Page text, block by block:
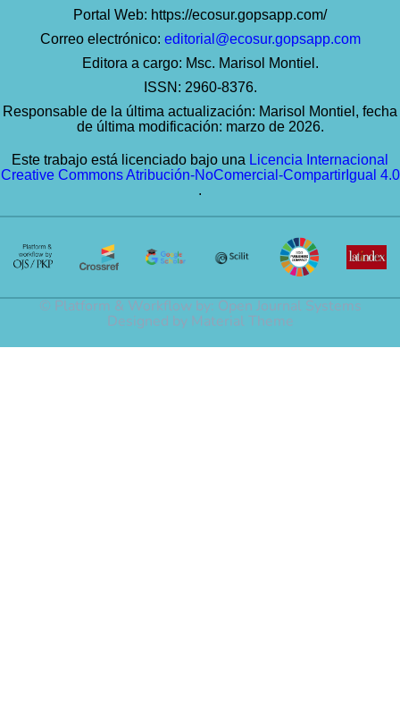
Portal Web: https://ecosur.gopsapp.com/
Correo electrónico: editorial@ecosur.gopsapp.com
Editora a cargo: Msc. Marisol Montiel.
ISSN: 2960-8376.
Responsable de la última actualización: Marisol Montiel, fecha
de última modificación: marzo de 2026.
Este trabajo está licenciado bajo una Licencia Internacional
Creative Commons Atribución-NoComercial-CompartirIgual 4.0
.
© Platform & Workflow by: Open Journal Systems
Designed by Material Theme